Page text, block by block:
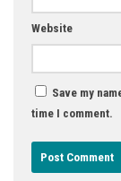
Website
Save my
time I comment.